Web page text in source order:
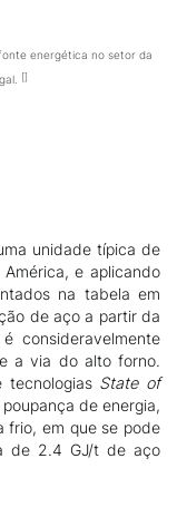
energética no setor da
unidade típica de
e aplicando
na tabela em
de aço a partir da
consideravelmente
a via do alto forno.
tecnologias State of
de energia,
frio, em que se pode
de 2.4 GJ/t de aço